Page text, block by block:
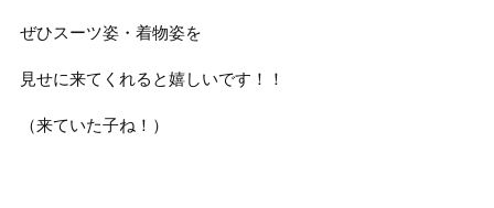
ぜひスーツ姿・着物姿を
見せに来てくれると嬉しいです！！
（来ていた子ね！）